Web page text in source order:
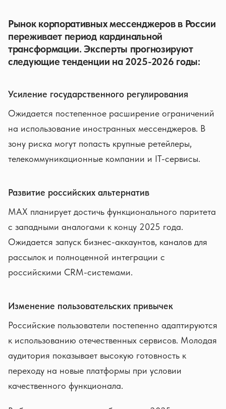
Рынок корпоративных мессенджеров в России
переживает период кардинальной
трансформации. Эксперты прогнозируют
следующие тенденции на 2025-2026 годы:
Усиление государственного регулирования
Ожидается постепенное расширение ограничений
на использование иностранных мессенджеров. В
зону риска могут попасть крупные ретейлеры,
телекоммуникационные компании и IT-сервисы.
Развитие российских альтернатив
MAX планирует достичь функционального паритета
с западными аналогами к концу 2025 года.
Ожидается запуск бизнес-аккаунтов, каналов для
рассылок и полноценной интеграции с
российскими CRM-системами.
Изменение пользовательских привычек
Российские пользователи постепенно адаптируются
к использованию отечественных сервисов. Молодая
аудитория показывает высокую готовность к
переходу на новые платформы при условии
качественного функционала.